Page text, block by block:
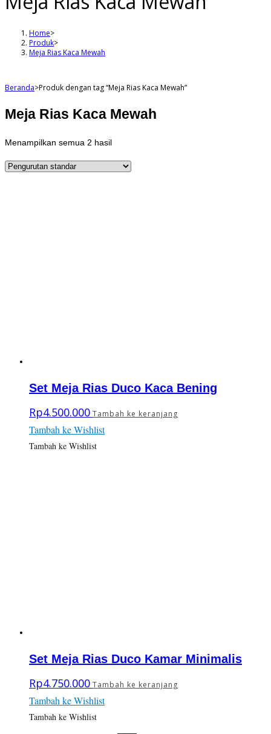
Home>
Produk>
Meja Rias Kaca Mewah
Beranda>Produk dengan tag “Meja Rias Kaca Mewah”
Meja Rias Kaca Mewah
Menampilkan semua 2 hasil
Set Meja Rias Duco Kaca Bening
Rp4.500.000 Tambah ke keranjang
Tambah ke Wishlist
Tambah ke Wishlist
Set Meja Rias Duco Kamar Minimalis
Rp4.750.000 Tambah ke keranjang
Tambah ke Wishlist
Tambah ke Wishlist